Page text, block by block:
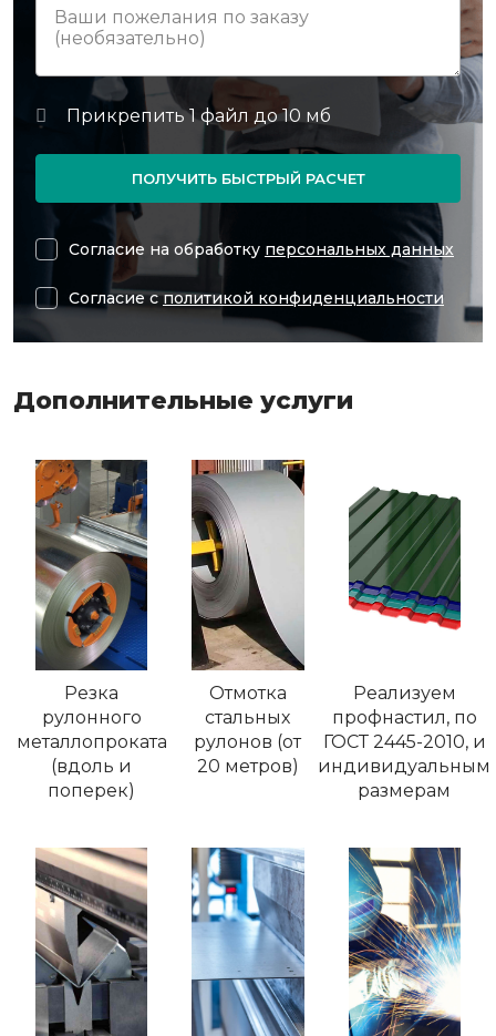
ПОЛУЧИТЬ БЫСТРЫЙ РАСЧЕТ
Согласие на обработку персональных данных
Согласие сполитикой конфиденциальности
Дополнительные услуги
Резка
рулонного
металлопроката
(вдоль и
поперек)
Отмотка
стальных
рулонов (от
20 метров)
Реализуем
профнастил, по
ГОСТ 2445-2010, и
индивидуальным
размерам